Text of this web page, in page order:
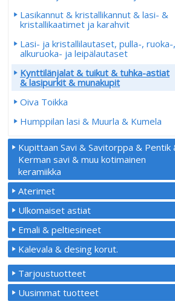
Lasikannut & kristallikannut & lasi- &
kristallikaatimet ja karahvit
Lasi- ja kristallilautaset, pulla-, ruoka-,
alkuruoka- ja leipälautaset
Kynttilänjalat & tuikut & tuhka-astiat
& lasipurkit & munakupit
Oiva Toikka
Humppilan lasi & Muurla & Kumela
Kupittaan Savi & Savitorppa & Pentik
Kerman savi & muu kotimainen
keramiikka
Aterimet
Ulkomaiset astiat
Emali & peltiesineet
Kalevala & desing korut.
Tarjoustuotteet
Uusimmat tuotteet